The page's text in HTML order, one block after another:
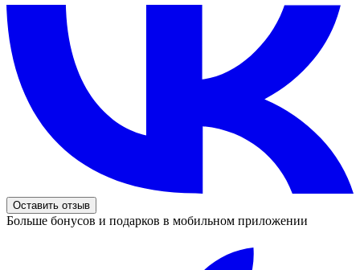
Оставить отзыв
Больше бонусов и подарков в мобильном приложении